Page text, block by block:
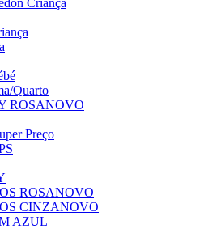
Quarto
ROSANOVO
Preço
ROSANOVO
CINZANOVO
AZUL